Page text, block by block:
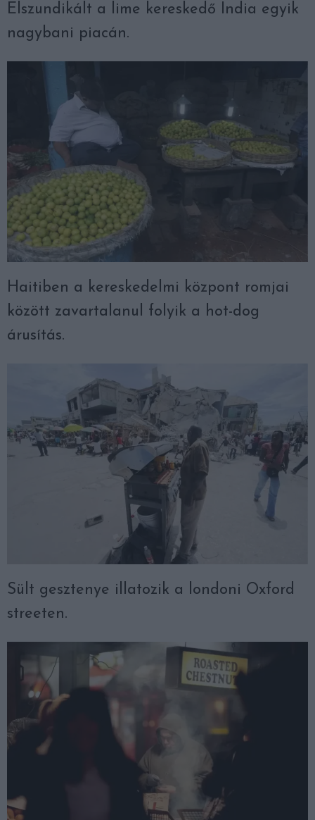
Elszundikált a lime kereskedő India egyik
nagybani piacán.
Haitiben a kereskedelmi központ romjai
között zavartalanul folyik a hot-dog
árusítás.
Sült gesztenye illatozik a londoni Oxford
streeten.